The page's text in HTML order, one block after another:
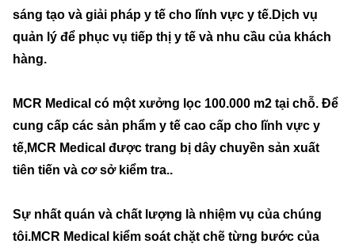
sáng tạo và giải pháp y tế cho lĩnh vực y tế.Dịch vụ
quản lý để phục vụ tiếp thị y tế và nhu cầu của khách
hàng.
MCR Medical có một xưởng lọc 100.000 m2 tại chỗ. Để
cung cấp các sản phẩm y tế cao cấp cho lĩnh vực y
tế,MCR Medical được trang bị dây chuyền sản xuất
tiên tiến và cơ sở kiểm tra..
Sự nhất quán và chất lượng là nhiệm vụ của chúng
tôi.MCR Medical kiểm soát chặt chẽ từng bước của